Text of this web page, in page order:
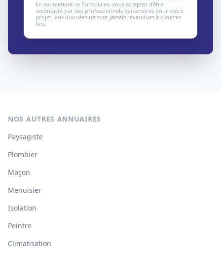
En soumettant ce formulaire, vous acceptez d'être
recontacté par des professionnels partenaires pour votre
projet. Vos données ne sont jamais revendues à d'autres
fins.
NOS AUTRES ANNUAIRES
Paysagiste
Plombier
Maçon
Menuisier
Isolation
Peintre
Climatisation